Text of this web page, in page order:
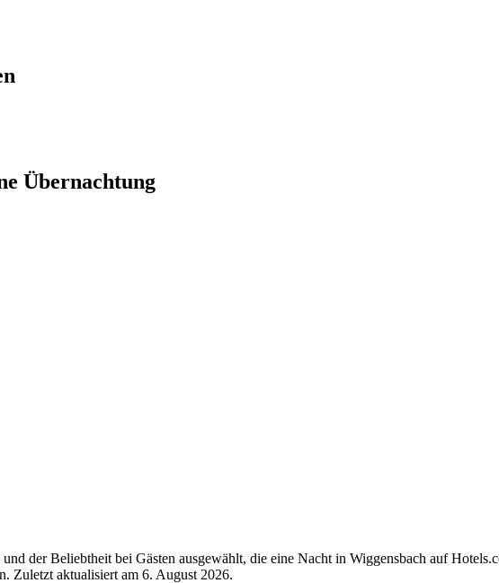
Übernachtung
der Beliebtheit bei Gästen ausgewählt, die eine Nacht in Wiggensbach auf
Zuletzt aktualisiert am 6. August 2026.